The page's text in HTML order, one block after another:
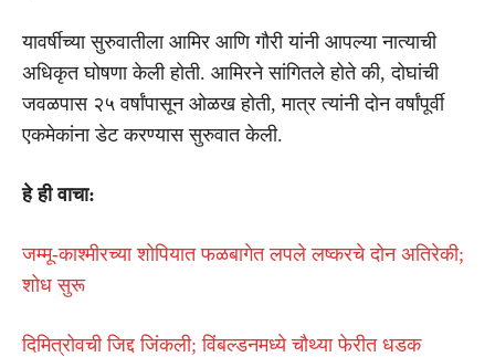
यावर्षीच्या सुरुवातीला आमिर आणि गौरी यांनी आपल्या नात्याची
अधिकृत घोषणा केली होती. आमिरने सांगितले होते की, दोघांची
जवळपास २५ वर्षांपासून ओळख होती, मात्र त्यांनी दोन वर्षांपूर्वी
एकमेकांना डेट करण्यास सुरुवात केली.
हे ही वाचा:
जम्मू-काश्मीरच्या शोपियात फळबागेत लपले लष्करचे दोन अतिरेकी;
शोध सुरू
दिमित्रोवची जिद्द जिंकली; विंबल्डनमध्ये चौथ्या फेरीत धडक